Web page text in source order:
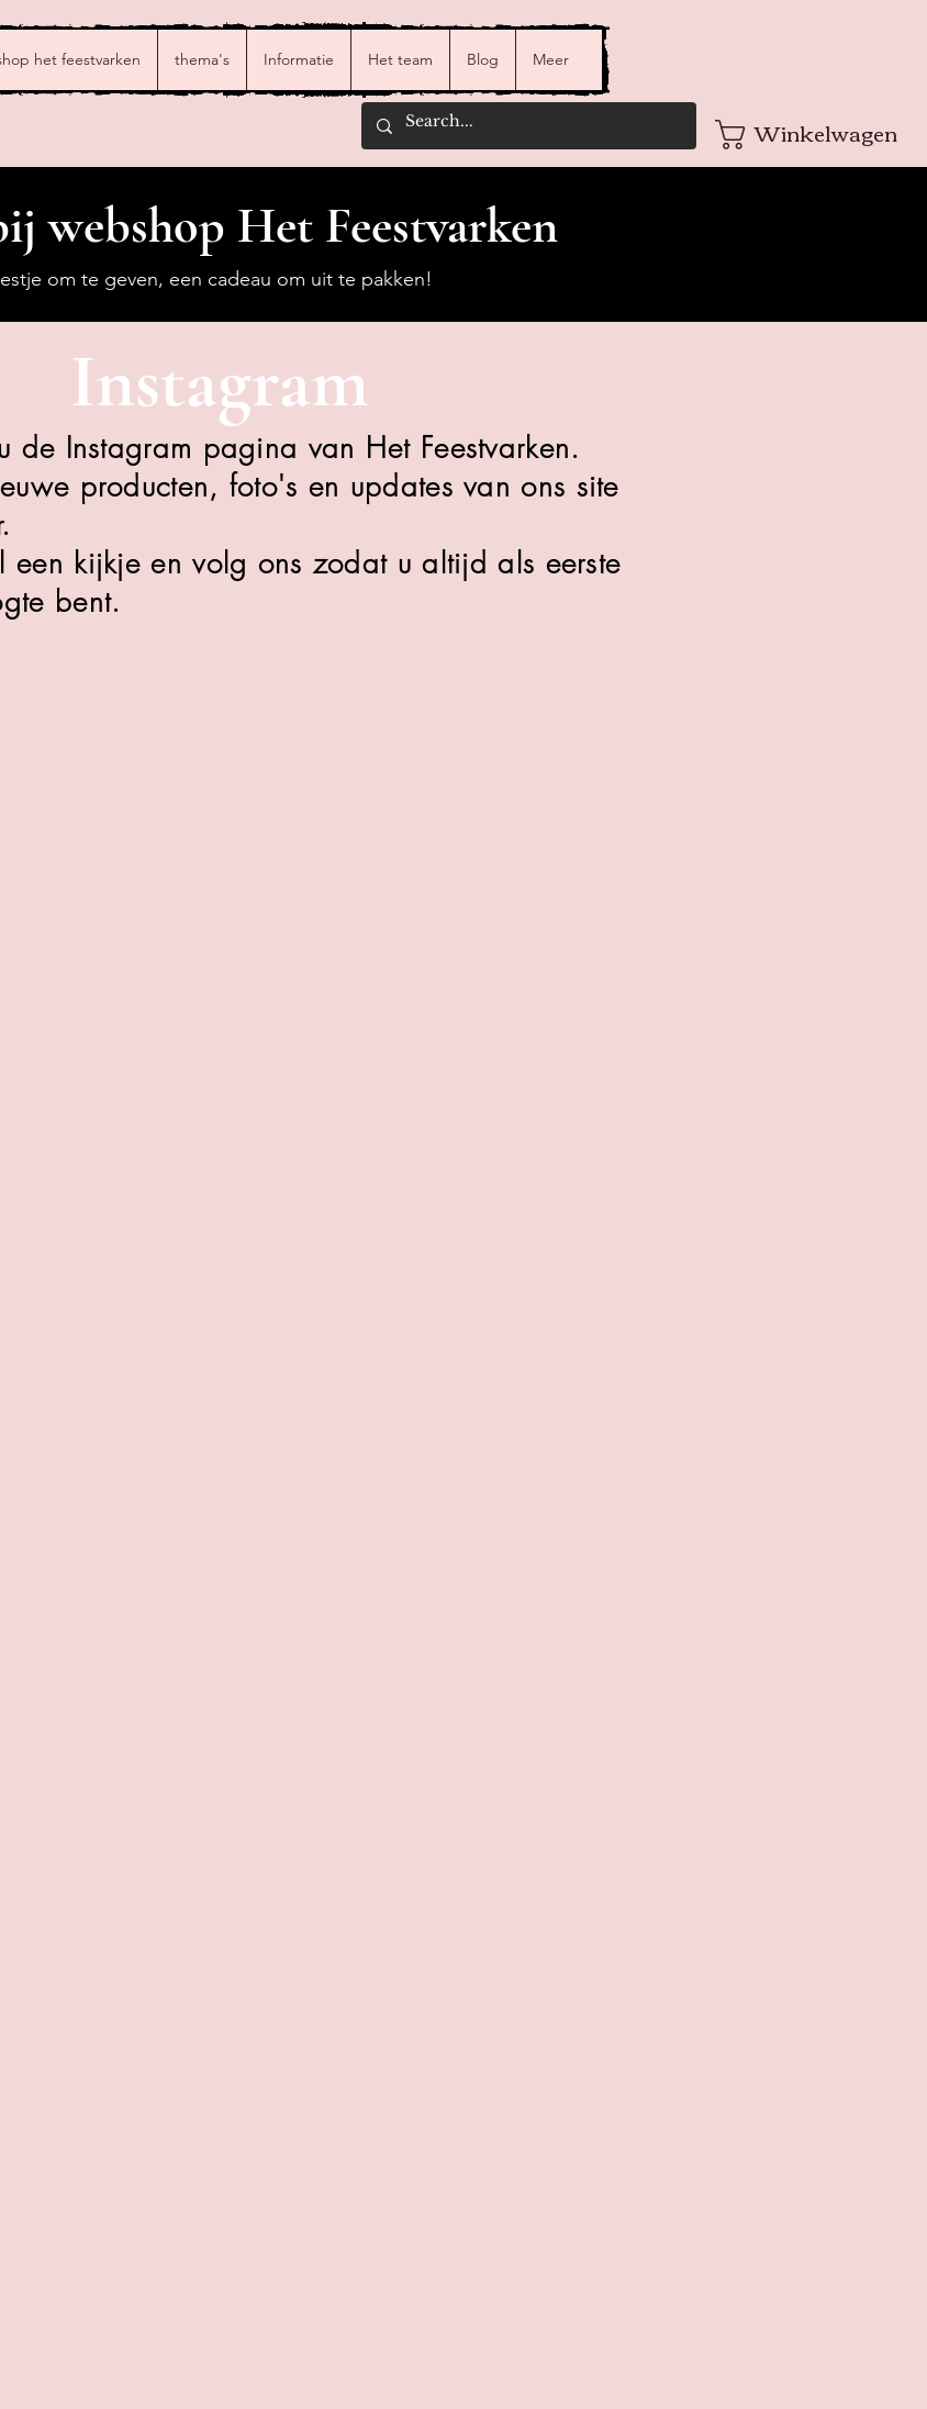
het feestvarken thema's Informatie Het team Blog Meer
Winkelwagen
webshop Het Feestvarken
om te geven, een cadeau om uit te pakken!
Instagram
de Instagram pagina van Het Feestvarken.
producten, foto's en updates van ons site
een kijkje en volg ons zodat u altijd als eerste
bent.